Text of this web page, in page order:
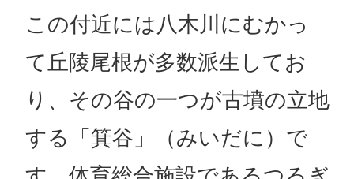
この付近には八木川にむかっ
て丘陵尾根が多数派生してお
り、その谷の一つが古墳の立地
する「箕谷」（みいだに）で